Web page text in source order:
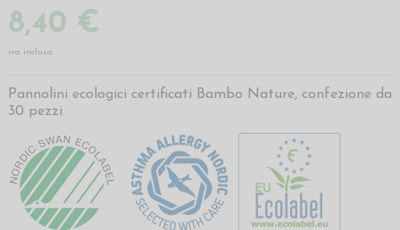
8,40 €
iva inclusa
Pannolini ecologici certificati Bambo Nature, confezione da
30 pezzi